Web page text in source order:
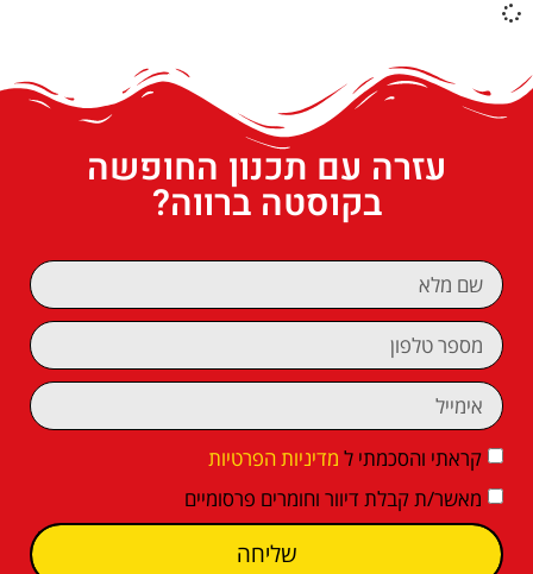
עזרה עם תכנון החופשה
בקוסטה ברווה?
קראתי והסכמתי ל מדיניות הפרטיות
מאשר/ת קבלת דיוור וחומרים פרסומיים
שליחה